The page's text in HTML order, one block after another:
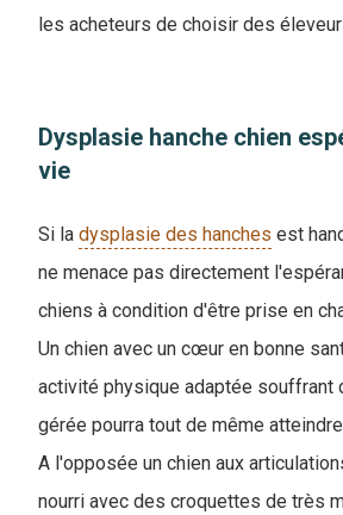
les acheteurs de choisir des
Dysplasie hanche chien
vie
Si la dysplasie des hanches est
ne menace pas directement
chiens à condition d'être prise en
Un chien avec un cœur en bonne
activité physique adaptée souffrant
gérée pourra tout de même
A l'opposée un chien aux
nourri avec des croquettes de très